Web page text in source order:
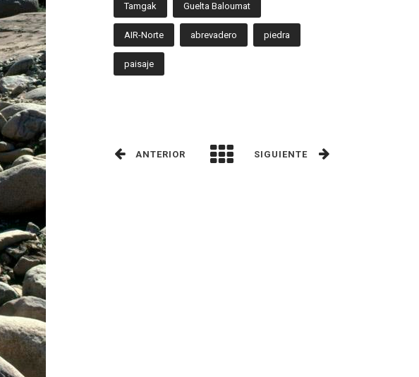
Tamgak Guelta Baloumat
AIR-Norte abrevadero piedra
paisaje
ANTERIOR SIGUIENTE